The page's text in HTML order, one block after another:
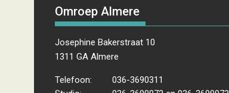
Omroep Almere
Josephine Bakerstraat 10
1311 GA Almere
Telefoon:
036-3690311